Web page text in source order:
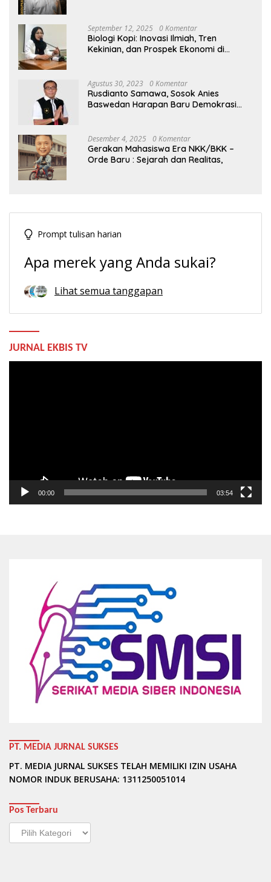
September 12, 2025 0 Komentar
Biologi Kopi: Inovasi Ilmiah, Tren
Kekinian, dan Prospek Ekonomi di
Agustus 30, 2023 0 Komentar
Rusdianto Samawa, Sosok Anies
Baswedan Harapan Baru Demokrasi
Desember 4, 2025 0 Komentar
Gerakan Mahasiswa Era NKK/BKK –
Orde Baru : Sejarah dan Realitas,
Prompt tulisan harian
Apa merek yang Anda sukai?
Lihat semua tanggapan
JURNAL EKBIS TV
00:00 03:54
PT. MEDIA JURNAL SUKSES
PT. MEDIA JURNAL SUKSES TELAH MEMILIKI IZIN USAHA
NOMOR INDUK BERUSAHA: 1311250051014
Pos Terbaru
Pos
Terbaru